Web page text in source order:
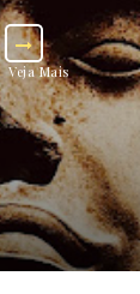
Veja Mais